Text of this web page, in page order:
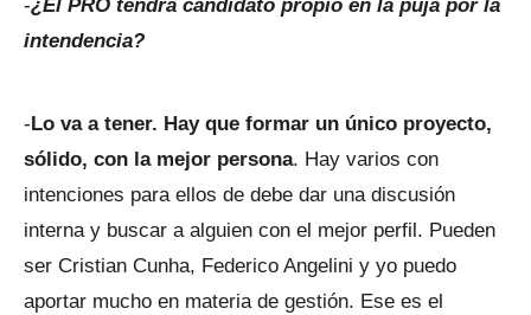
-¿El PRO tendrá candidato propio en la puja por la
intendencia?
- Lo va a tener. Hay que formar un único proyecto,
sólido, con la mejor persona. Hay varios con
intenciones para ellos de debe dar una discusión
interna y buscar a alguien con el mejor perfil. Pueden
ser Cristian Cunha, Federico Angelini y yo puedo
aportar mucho en materia de gestión. Ese es el